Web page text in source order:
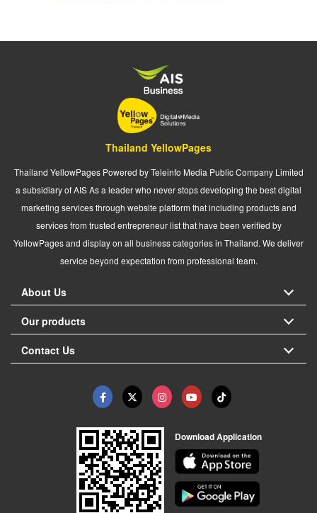
Thailand YellowPages
Thailand YellowPages Powered by Teleinfo Media Public Company Limited
a subsidiary of AIS As a leader who never stops developing the best digital
marketing services through website platform that including products and
services from trusted entrepreneur list that have been verified by
YellowPages and display on all business categories in Thailand. We deliver
service beyond expectation from professional team.
About Us
Our products
Contact Us
Download Application